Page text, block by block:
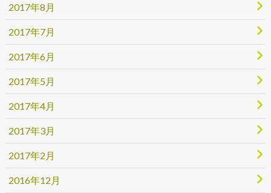
2017年8月
2017年7月
2017年6月
2017年5月
2017年4月
2017年3月
2017年2月
2016年12月